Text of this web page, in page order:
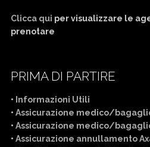
Clicca qui per visualizzare le
prenotare
PRIMA DI PARTIRE
• Informazioni Utili
• Assicurazione medico/
• Assicurazione medico/
• Assicurazione annullamento